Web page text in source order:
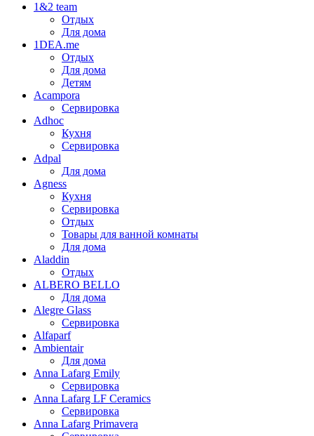
1&2 team
Отдых
Для дома
1DEA.me
Отдых
Для дома
Детям
Acampora
Сервировка
Adhoc
Кухня
Сервировка
Adpal
Для дома
Agness
Кухня
Сервировка
Отдых
Товары для ванной комнаты
Для дома
Aladdin
Отдых
ALBERO BELLO
Для дома
Alegre Glass
Сервировка
Alfaparf
Ambientair
Для дома
Anna Lafarg Emily
Сервировка
Anna Lafarg LF Ceramics
Сервировка
Anna Lafarg Primavera